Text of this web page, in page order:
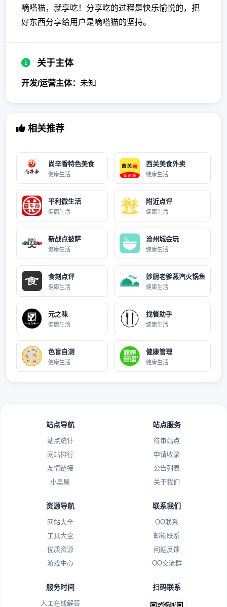
嘀嗒猫，就享吃！分享吃的过程是快乐愉悦的，把
好东西分享给用户是嘀嗒猫的坚持。
关于主体
开发/运营主体： 未知
相关推荐
尚辛香特色美食
健康生活
西关美食外卖
健康生活
平利微生活
健康生活
附近点评
健康生活
新战点披萨
健康生活
沧州城会玩
健康生活
食刻点评
健康生活
妙厨老爹蒸汽火锅鱼
健康生活
元之味
健康生活
找餐助手
健康生活
色盲自测
健康生活
健康管理
健康生活
站点导航
站点统计
网站排行
友情链接
小黑屋
站点服务
待审站点
申请收录
公告列表
关于我们
资源导航
网站大全
工具大全
优质资源
游戏中心
联系我们
QQ联系
邮箱联系
问题反馈
QQ交流群
服务时间
人工在线解答
扫码联系